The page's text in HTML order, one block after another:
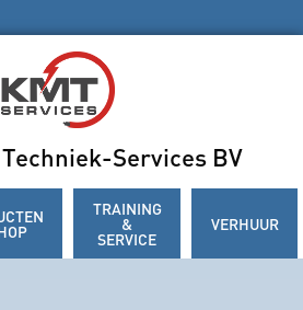
Services BV
TRAINING
&
SERVICE
VERHUUR